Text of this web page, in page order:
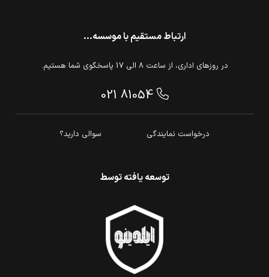
ارتباط مستقیم با موسسه...
در روزهای اداری، از ساعت 8 الی 17 پاسخگوی شما هستیم.
021 81054
درخواست نمایندگی سوالی دارید؟
توسعه یافته توسط